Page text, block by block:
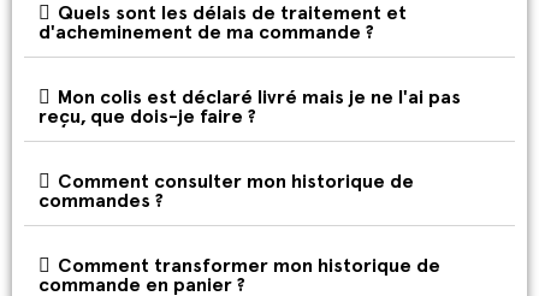
Quels sont les délais de traitement et
d'acheminement de ma commande ?
Mon colis est déclaré livré mais je ne l'ai pas
reçu, que dois-je faire ?
Comment consulter mon historique de
commandes ?
Comment transformer mon historique de
commande en panier ?